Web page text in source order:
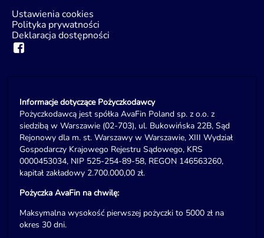
Ustawienia cookies
Polityka prywatności
Deklaracja dostępności
Informacje dotyczące Pożyczkodawcy
Pożyczkodawcą jest spółka AvaFin Poland sp. z o.o. z
siedzibą w Warszawie (02-703), ul. Bukowińska 22B, Sąd
Rejonowy dla m. st. Warszawy w Warszawie, XIII Wydział
Gospodarczy Krajowego Rejestru Sądowego, KRS
0000453034, NIP 525-254-89-58, REGON 146563260,
kapitał zakładowy 2.700.000,00 zł.
Pożyczka AvaFin na chwilę:
Maksymalna wysokość pierwszej pożyczki to 5000 zł na
okres 30 dni.